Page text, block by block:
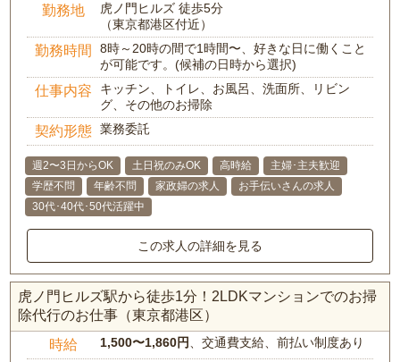
勤務地
虎ノ門ヒルズ 徒歩5分
（東京都港区付近）
勤務時間
8時～20時の間で1時間〜、好きな日に働くこと
が可能です。(候補の日時から選択)
仕事内容
キッチン、トイレ、お風呂、洗面所、リビン
グ、その他のお掃除
契約形態 業務委託
週2〜3日からOK 土日祝のみOK 高時給
主婦･主夫歓迎
学歴不問
年齢不問 家政婦の求人
お手伝いさんの求人
30代･40代･50代活躍中
この求人の詳細を見る
虎ノ門ヒルズ駅から徒歩1分！2LDKマンションでのお掃
除代行のお仕事（東京都港区）
時給 1,500〜1,860円、交通費支給、前払い制度あり